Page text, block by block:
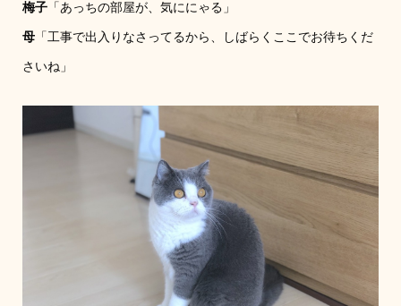
梅子「あっちの部屋が、気ににゃる」
母「工事で出入りなさってるから、しばらくここでお待ちくだ
さいね」